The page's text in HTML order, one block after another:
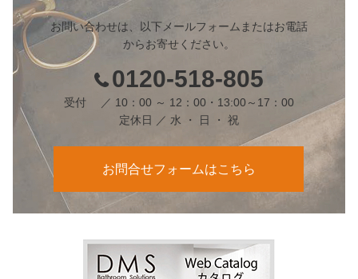
お問い合わせは、以下メールフォームまたはお電話
からお寄せください。
0120-518-805
受付 ／ 10：00 ～ 12：00・13:00～17：00
定休日 ／ 水 ・ 日 ・ 祝
お問合せフォームはこちら